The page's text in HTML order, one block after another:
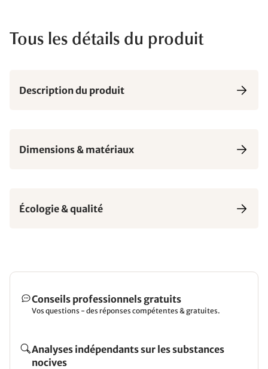
Tous les détails du produit
Description du produit
Dimensions & matériaux
Écologie & qualité
Conseils professionnels gratuits
Vos questions - des réponses compétentes & gratuites.
Analyses indépendants sur les substances
nocives